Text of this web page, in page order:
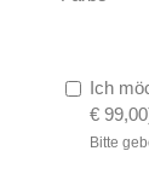
Ich
€ 99,00
Bitte